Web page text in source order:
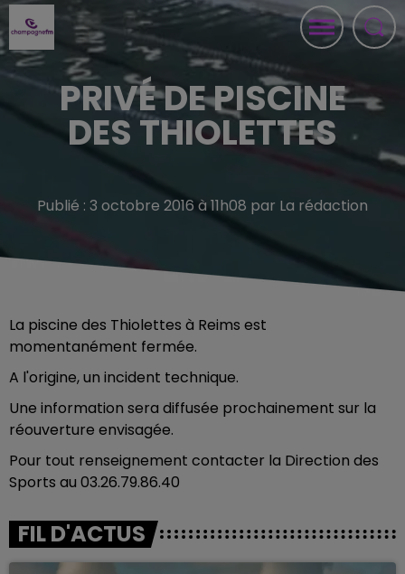
PRIVÉ DE PISCINE
DES THIOLETTES
Publié : 3 octobre 2016 à 11h08 par La rédaction
La piscine des Thiolettes à Reims est
momentanément fermée.
A l'origine, un incident technique.
Une information sera diffusée prochainement sur la
réouverture envisagée.
Pour tout renseignement contacter la Direction des
Sports au 03.26.79.86.40
FIL D'ACTUS